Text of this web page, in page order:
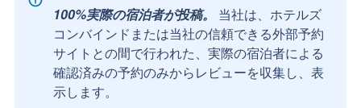
100%実際の宿泊者が投稿。
当社は、ホテルズ
コンバインドまたは当社の信頼できる外部予約
サイトとの間で行われた、実際の宿泊者による
確認済みの予約のみからレビューを収集し、表
示します。